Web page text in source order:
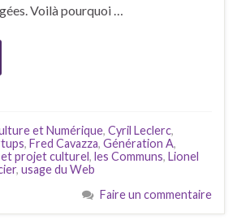
Voilà pourquoi …
et Numérique, Cyril Leclerc,
, Fred Cavazza, Génération A,
projet culturel, les Communs, Lionel
, usage du Web
Faire un commentaire